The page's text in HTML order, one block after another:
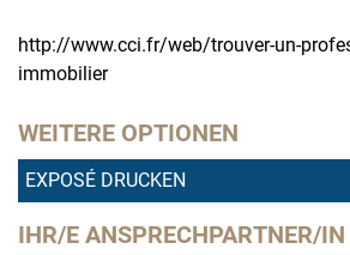
http://www.cci.fr/web/trouver-un-
immobilier
WEITERE OPTIONEN
EXPOSÉ DRUCKEN
IHR/E ANSPRECHPARTNER/IN